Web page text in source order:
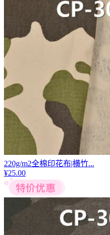
220g/m2全棉印花布|横竹...
¥25.00